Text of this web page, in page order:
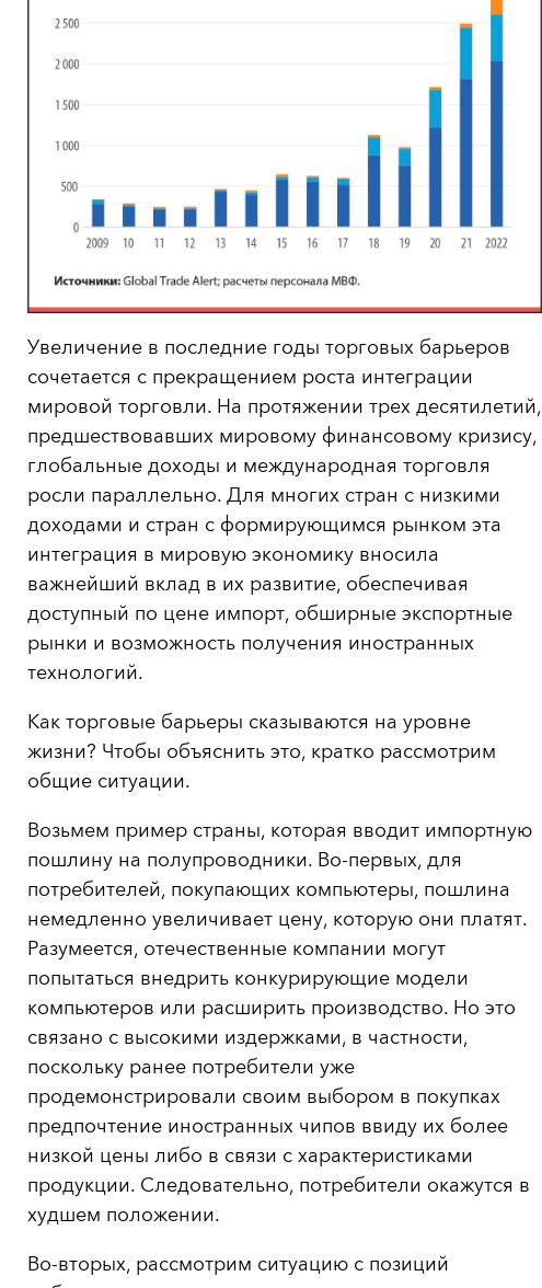
Увеличение в последние годы торговых барьеров
сочетается с прекращением роста интеграции
мировой торговли. На протяжении трех десятилетий,
предшествовавших мировому финансовому кризису,
глобальные доходы и международная торговля
росли параллельно. Для многих стран с низкими
доходами и стран с формирующимся рынком эта
интеграция в мировую экономику вносила
важнейший вклад в их развитие, обеспечивая
доступный по цене импорт, обширные экспортные
рынки и возможность получения иностранных
технологий.
Как торговые барьеры сказываются на уровне
жизни? Чтобы объяснить это, кратко рассмотрим
общие ситуации.
Возьмем пример страны, которая вводит импортную
пошлину на полупроводники. Во-первых, для
потребителей, покупающих компьютеры, пошлина
немедленно увеличивает цену, которую они платят.
Разумеется, отечественные компании могут
попытаться внедрить конкурирующие модели
компьютеров или расширить производство. Но это
связано с высокими издержками, в частности,
поскольку ранее потребители уже
продемонстрировали своим выбором в покупках
предпочтение иностранных чипов ввиду их более
низкой цены либо в связи с характеристиками
продукции. Следовательно, потребители окажутся в
худшем положении.
Во-вторых, рассмотрим ситуацию с позиций